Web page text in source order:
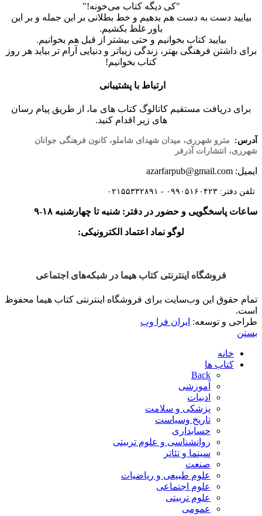
"کی دیگه کتاب می‌خونه!"
بیایید دست به دست هم بدهیم و خط بطلانی بر این جمله و بر این
باور غلط بکشیم.
بیایید کتاب بخوانیم و حتی بیشتر از قبل هم بخوانیم.
برای داشتن فرهنگی بهتر، زندگی زیباتر و دنیایی آرام تر بیاید هر روز
کتاب بخوانیم!
ارتباط با پشتیبانی
برای دریافت مستقیم کاتالوگ کتاب های ما، از طریق پیام رسان
های زیر اقدام کنید.
آدرس: مترو شهرری، میدان شهدای شاملو، کانون فرهنگی جوانان
شهرری، انتشارات آذرفر
ایمیل: azarfarpub@gmail.com
تلفن دفتر: ۰۹۹۰۵۱۶۰۴۲۳ - ۰۲۱۵۵۳۳۲۸۹۱
ساعات پاسخگویی و حضور در دفتر: شنبه تا چهارشنبه ۱۸-۹
لوگو نماد اعتماد الکترونیکی:
فروشگاه اینترنتی کتاب هیما در شبکه‌‌های اجتماعی
تمام حقوق این وب‌سایت برای فروشگاه اینترنتی کتاب هیما محفوظ
است.
طراحی و توسعه: ایران فرا وب
بستن
خانه
کتاب ها
Back
آموزشی
ادبیات
پزشکی و سلامت
تاریخ وسیاست
حسابداری
روانشناسی و علوم تربیتی
سینما و تئاتر
صنعت
علوم طبیعی و ریاضیات
علوم اجتماعی
علوم تربیتی
عمومی